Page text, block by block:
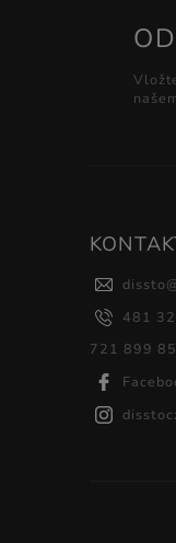
dissto
481
721 899